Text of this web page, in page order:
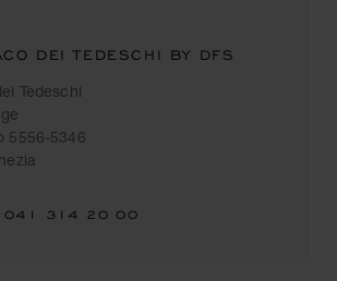
DEI TEDESCHI BY DFS
Tedeschi
5556-5346
041 314 20 00